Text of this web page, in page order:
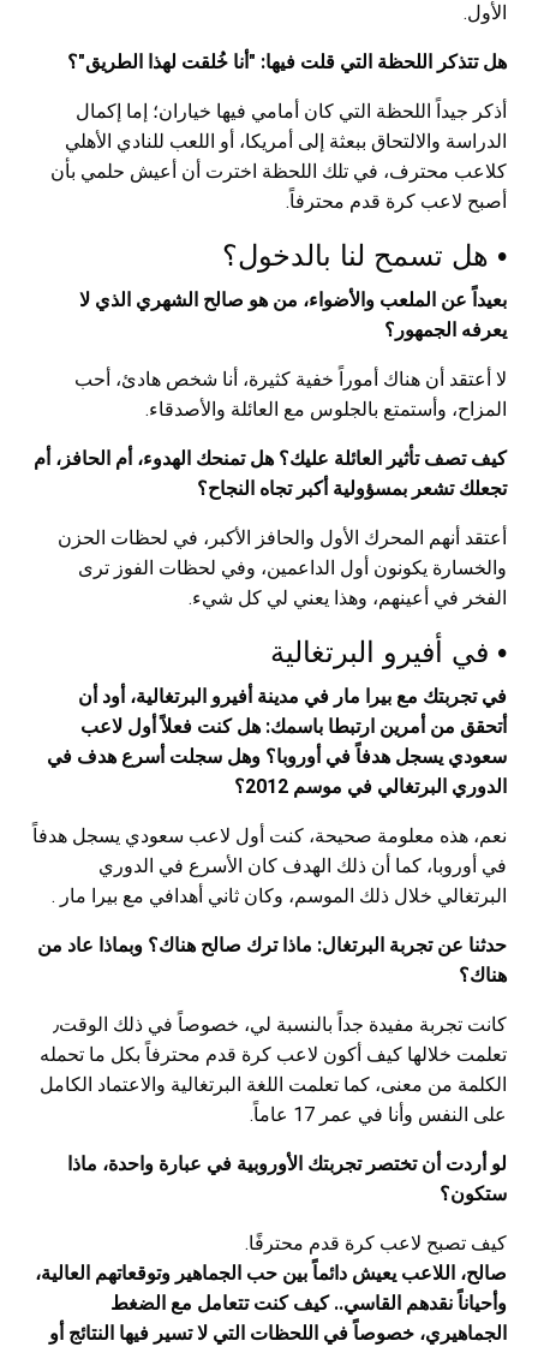
الأول.
هل تتذكر اللحظة التي قلت فيها: "أنا خُلقت لهذا الطريق"؟
أذكر جيداً اللحظة التي كان أمامي فيها خياران؛ إما إكمال
الدراسة والالتحاق ببعثة إلى أمريكا، أو اللعب للنادي الأهلي
كلاعب محترف، في تلك اللحظة اخترت أن أعيش حلمي بأن
أصبح لاعب كرة قدم محترفاً.
• هل تسمح لنا بالدخول؟
بعيداً عن الملعب والأضواء، من هو صالح الشهري الذي لا
يعرفه الجمهور؟
لا أعتقد أن هناك أموراً خفية كثيرة، أنا شخص هادئ، أحب
المزاح، وأستمتع بالجلوس مع العائلة والأصدقاء.
كيف تصف تأثير العائلة عليك؟ هل تمنحك الهدوء، أم الحافز، أم
تجعلك تشعر بمسؤولية أكبر تجاه النجاح؟
أعتقد أنهم المحرك الأول والحافز الأكبر، في لحظات الحزن
والخسارة يكونون أول الداعمين، وفي لحظات الفوز ترى
الفخر في أعينهم، وهذا يعني لي كل شيء.
• في أفيرو البرتغالية
في تجربتك مع بيرا مار في مدينة أفيرو البرتغالية، أود أن
أتحقق من أمرين ارتبطا باسمك: هل كنت فعلاً أول لاعب
سعودي يسجل هدفاً في أوروبا؟ وهل سجلت أسرع هدف في
الدوري البرتغالي في موسم 2012؟
نعم، هذه معلومة صحيحة، كنت أول لاعب سعودي يسجل هدفاً
في أوروبا، كما أن ذلك الهدف كان الأسرع في الدوري
البرتغالي خلال ذلك الموسم، وكان ثاني أهدافي مع بيرا مار .
حدثنا عن تجربة البرتغال: ماذا ترك صالح هناك؟ وبماذا عاد من
هناك؟
كانت تجربة مفيدة جداً بالنسبة لي، خصوصاً في ذلك الوقت٫
تعلمت خلالها كيف أكون لاعب كرة قدم محترفاً بكل ما تحمله
الكلمة من معنى، كما تعلمت اللغة البرتغالية والاعتماد الكامل
على النفس وأنا في عمر 17 عاماً.
لو أردت أن تختصر تجربتك الأوروبية في عبارة واحدة، ماذا
ستكون؟
كيف تصبح لاعب كرة قدم محترفًا.
صالح، اللاعب يعيش دائماً بين حب الجماهير وتوقعاتهم العالية،
وأحياناً نقدهم القاسي.. كيف كنت تتعامل مع الضغط
الجماهيري، خصوصاً في اللحظات التي لا تسير فيها النتائج أو